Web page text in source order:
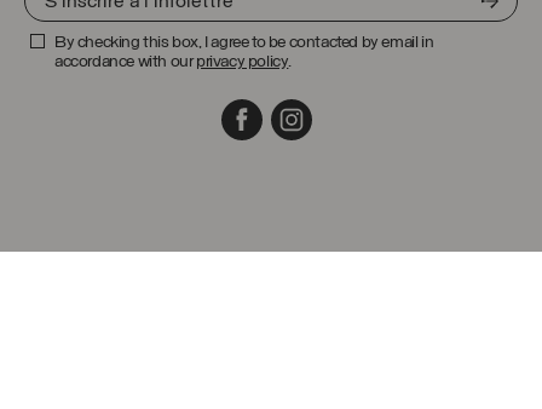
By checking this box, I agree to be contacted by email in
accordance with ourprivacy policy.
Facebook